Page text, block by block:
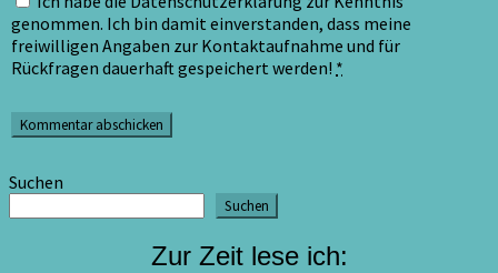
genommen. Ich bin damit einverstanden, dass meine
freiwilligen Angaben zur Kontaktaufnahme und für
Rückfragen dauerhaft gespeichert werden! *
Suchen
Suchen
Zur Zeit lese ich: